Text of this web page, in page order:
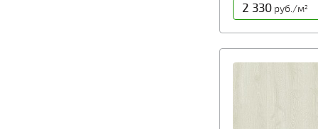
2 330руб./м2